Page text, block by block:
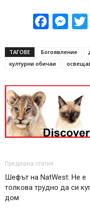
ТАГОВЕ Богоявление
културни обичаи
Предишна статия
Шефът на NatWest: Не е
толкова трудно да си
дом